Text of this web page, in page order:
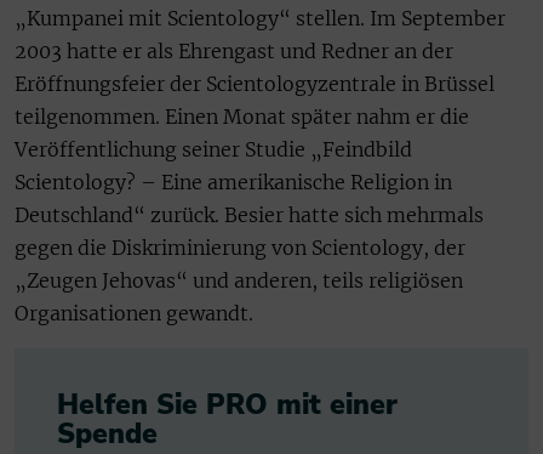
„Kumpanei mit Scientology“ stellen. Im September
2003 hatte er als Ehrengast und Redner an der
Eröffnungsfeier der Scientologyzentrale in Brüssel
teilgenommen. Einen Monat später nahm er die
Veröffentlichung seiner Studie „Feindbild
Scientology? – Eine amerikanische Religion in
Deutschland“ zurück. Besier hatte sich mehrmals
gegen die Diskriminierung von Scientology, der
„Zeugen Jehovas“ und anderen, teils religiösen
Organisationen gewandt.
Helfen Sie PRO mit einer
Spende